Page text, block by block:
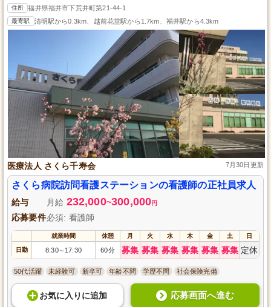
住所 福井県福井市下荒井町 第21-44-1
最寄駅 清明駅から0.3km、越前花堂駅から1.7km、福井駅から4.3km
医療法人 さくら千寿会 7月30日更新
さくら病院訪問看護ステーションの看護師の正社員求人
給与 月給 232,000~300,000円
応募要件必須: 看護師
就業時間 休憩 月 火 水 木 金 土 日
日勤 8:30～ 17:30 60分 募集 募集 募集 募集 募集 募集 定休
50代活躍 未経験可 新卒可 年齢不問 学歴不問 社会保険完備
お気に入り に追加 応募画面へ進む